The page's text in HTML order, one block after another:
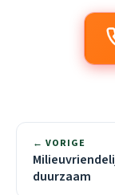
← VORIGE
duurzaam